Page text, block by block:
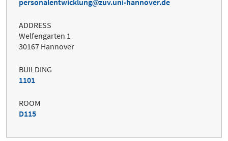
personalentwicklung
zuv.uni-hannover.de
ADDRESS
Welfengarten 1
30167 Hannover
BUILDING
1101
ROOM
D115